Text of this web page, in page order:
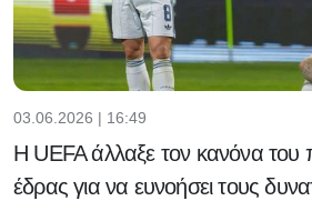
03.06.2026 | 16:49
H UEFA άλλαξε τον κανόνα του
έδρας για να ευνοήσει τους